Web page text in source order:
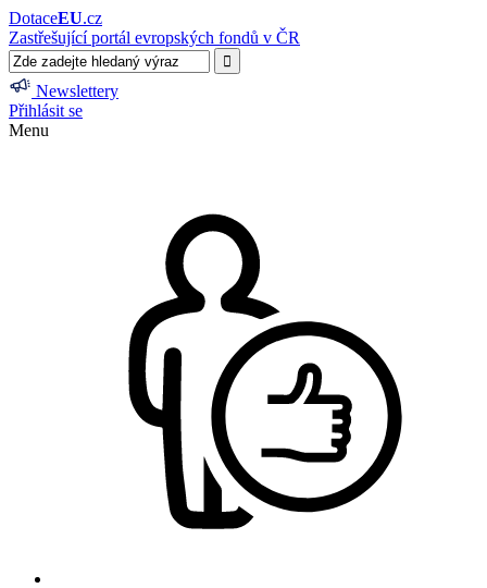
DotaceEU.cz
Zastřešující portál evropských fondů v ČR
Newslettery
Přihlásit se
Menu